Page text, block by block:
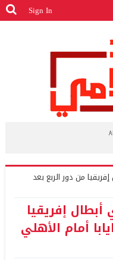
Sign In
من دور الربع بعد
أبطال إفريقيا
أمام الأهلي